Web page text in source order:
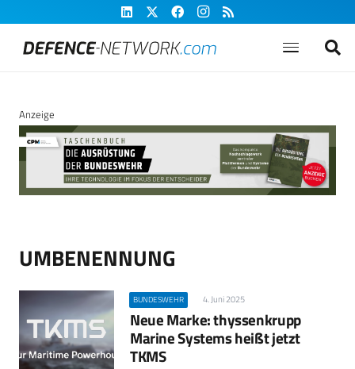
Anzeige
UMBENENNUNG
BUNDESWEHR 4. Juni 2025
Neue Marke: thyssenkrupp
Marine Systems heißt jetzt
TKMS